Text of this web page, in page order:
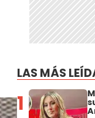
LAS MÁS
1